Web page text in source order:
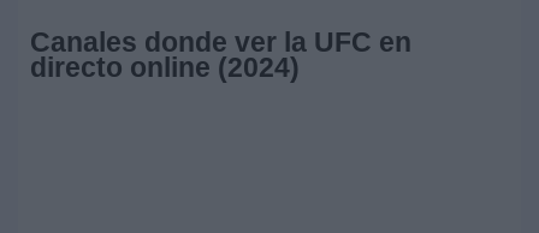
Canales donde ver la UFC en
directo online (2024)